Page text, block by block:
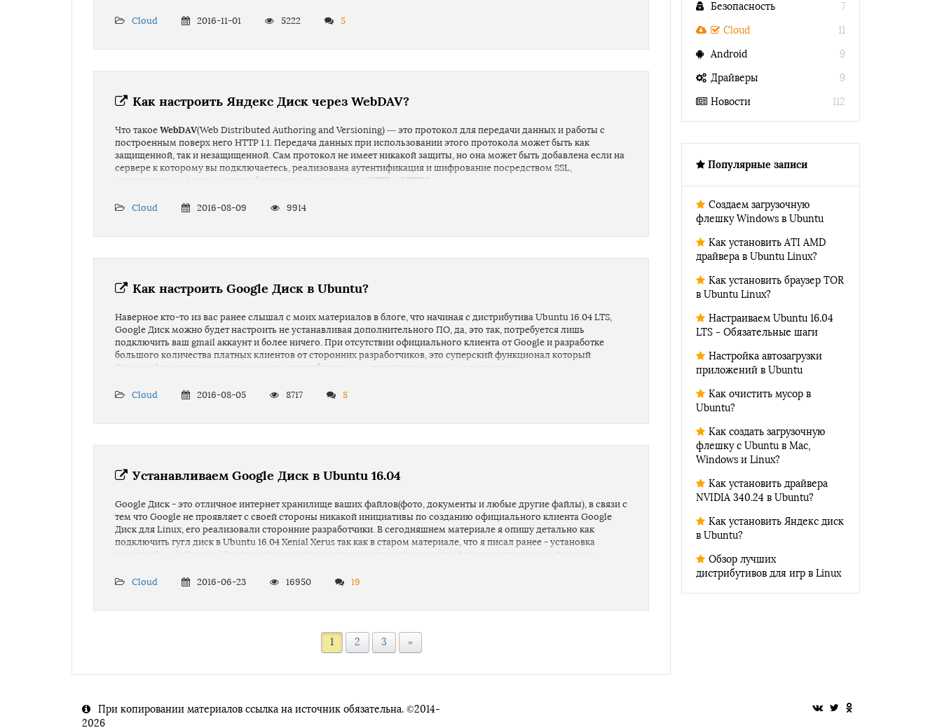
Еще одним преимуществом данного сервиса есть возможность сохранения файлов в облаке простым
подходит ли вам данное облако я не знаю, каждый выбирает сам кому и что удобней.
Cloud 2016-11-01 5222 5
Как настроить Яндекс Диск через WebDAV?
Что такое WebDAV(Web Distributed Authoring and Versioning) — это протокол для передачи данных и работы с
построенным поверх него HTTP 1.1. Передача данных при использовании этого протокола может быть как
защищенной, так и незащищенной. Сам протокол не имеет никакой защиты, но она может быть добавлена если на
сервере к которому вы подключаетесь, реализована аутентификация и шифрование посредством SSL,
следовательно, в таком случае будет использоваться не HTTP, а HTTPS.
о безопасности нашего подключения кЯндекс диск
за глупости самого вледельца аккаунта.
Cloud 2016-08-09 9914
Как настроить Google Диск в Ubuntu?
Наверное кто-то из вас ранее слышал с моих материалов в блоге, что начиная с дистрибутива Ubuntu 16.04 LTS,
Google Диск можно будет настроить не устанавливая дополнительного ПО, да, это так, потребуется лишь
подключить ваш gmail аккаунт и более ничего. При отсутствии официального клиента от Google и разработке
большого количества платных клиентов от сторонних разработчиков, это суперский функционал который
Canonical внедрила в данную версию дистрибутива и соответственно в все последующие.
индикатор с помощью которого можно будет управлять синхронизацией, сделать паузу или запустить снова и
Cloud 2016-08-05 8717 8
Устанавливаем Google Диск в Ubuntu 16.04
Google Диск - это отличное интернет хранилище ваших файлов(фото, документы и любые другие файлы), в связи с
тем что Google не проявляет с своей стороны никакой инициативы по созданию официального клиента Google
Диск для Linux, его реализовали сторонние разработчики. В сегодняшнем материале я опишу детально как
подключить гугл диск в Ubuntu 16.04 Xenial Xerus так как в старом материале, что я писал ранее - установка
Google Drive в Ubuntu 14.04
, не подходит так как нет поддержки для 64 архитектуры данной версии
Cloud
2016-06-23 16950 19
1 2 3 »
Безопасность
7
Cloud
11
Android
9
Драйверы
9
Новости
112
Популярные записи
Создаем загрузочную
флешку Windows в Ubuntu
Как установить ATI AMD
драйвера в Ubuntu Linux?
Как установить браузер TOR
в Ubuntu Linux?
Настраиваем Ubuntu 16.04
LTS - Обязательные шаги
Настройка автозагрузки
приложений в Ubuntu
Как очистить мусор в
Ubuntu?
Как создать загрузочную
флешку с Ubuntu в Mac,
Windows и Linux?
Как установить драйвера
NVIDIA 340.24 в Ubuntu?
Как установить Яндекс диск
в Ubuntu?
Обзор лучших
дистрибутивов для игр в Linux
При копировании материалов ссылка на источник обязательна. ©2014-
2026